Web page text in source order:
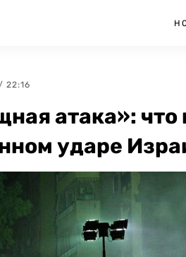
22:16
атака»: что
ударе